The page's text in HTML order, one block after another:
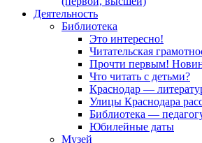
Деятельность
Библиотека
Это интересно!
Читательская
Прочти первым!
Что читать с детьми?
Краснодар —
Улицы Краснодара
Библиотека —
Юбилейные даты
Музей